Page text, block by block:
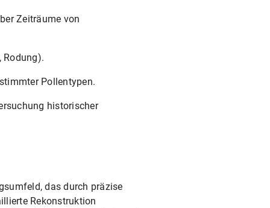
Zeiträume von
Rodung).
Pollentypen.
historischer
das durch präzise
Rekonstruktion